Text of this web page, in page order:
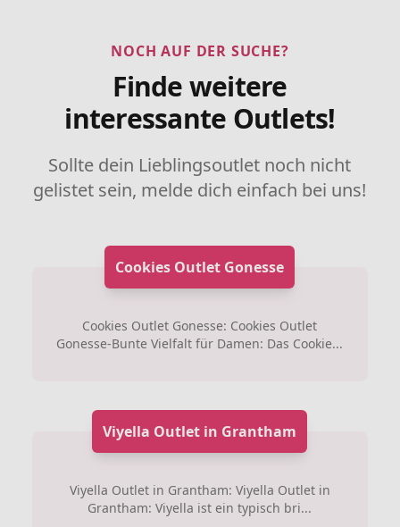
NOCH AUF DER SUCHE?
Finde weitere
interessante Outlets!
Sollte dein Lieblingsoutlet noch nicht
gelistet sein, melde dich einfach bei uns!
Cookies Outlet Gonesse
Cookies Outlet Gonesse: Cookies Outlet
Gonesse-Bunte Vielfalt für Damen: Das Cookie...
Viyella Outlet in Grantham
Viyella Outlet in Grantham: Viyella Outlet in
Grantham: Viyella ist ein typisch bri...